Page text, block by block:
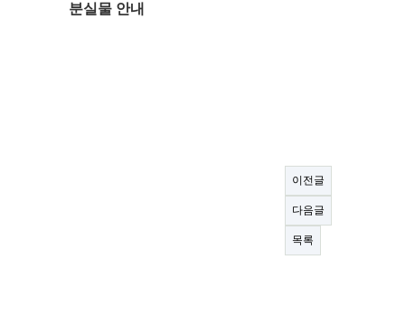
분실물 안내
이전글
다음글
목록